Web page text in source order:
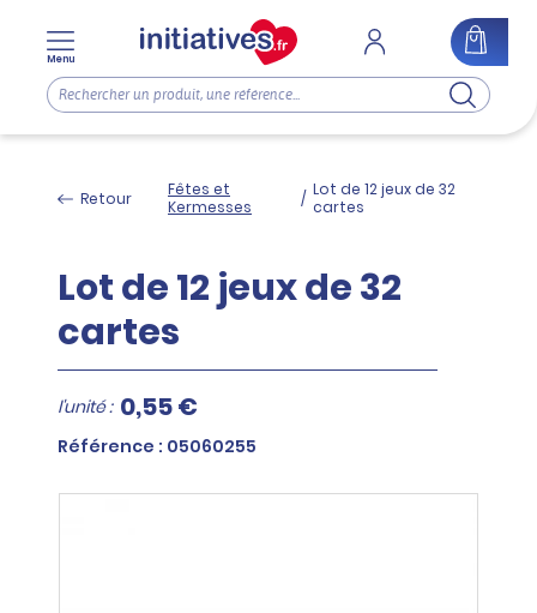
Menu
Retour
Fêtes et
Kermesses
/ Lot de 12 jeux de 32
cartes
Lot de 12 jeux de 32
cartes
l'unité : 0,55 €
Référence : 05060255